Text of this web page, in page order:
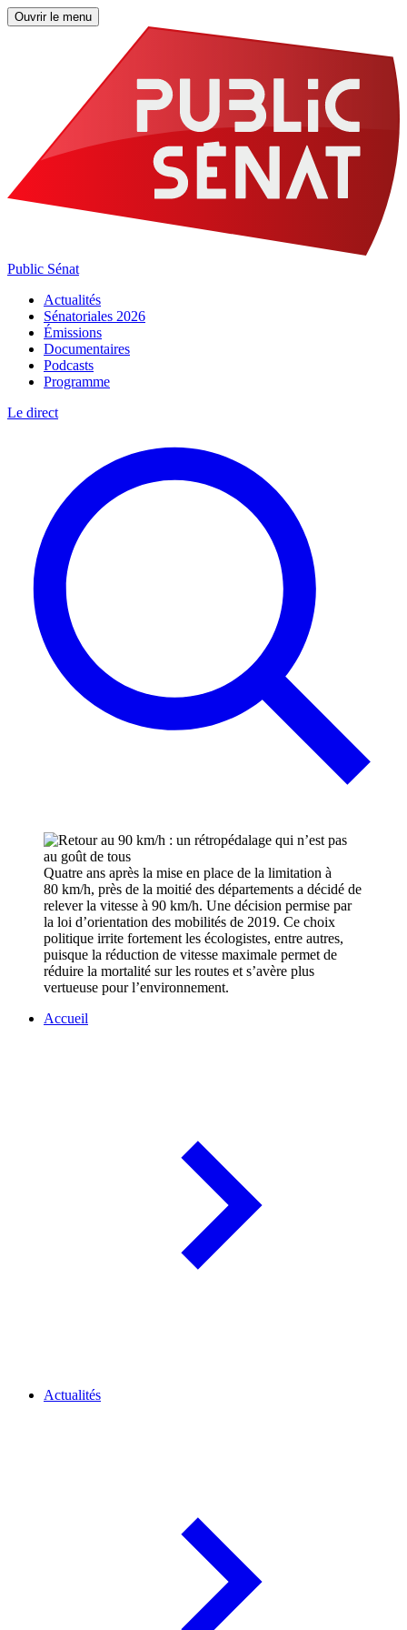
Ouvrir le menu
Public Sénat
Actualités
Sénatoriales 2026
Émissions
Documentaires
Podcasts
Programme
Le direct
Quatre ans après la mise en place de la limitation à
80 km/h, près de la moitié des départements a décidé de
relever la vitesse à 90 km/h. Une décision permise par
la loi d’orientation des mobilités de 2019. Ce choix
politique irrite fortement les écologistes, entre autres,
puisque la réduction de vitesse maximale permet de
réduire la mortalité sur les routes et s’avère plus
vertueuse pour l’environnement.
Accueil
Actualités